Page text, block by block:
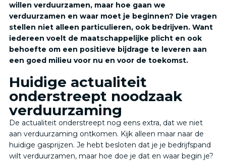
willen verduurzamen, maar hoe gaan we
verduurzamen en waar moet je beginnen? Die vragen
stellen niet alleen particulieren, ook bedrijven. Want
iedereen voelt de maatschappelijke plicht en ook
behoefte om een positieve bijdrage te leveren aan
een goed milieu voor nu en voor de toekomst.
Huidige actualiteit
onderstreept noodzaak
verduurzaming
De actualiteit onderstreept nog eens extra, dat we niet
aan verduurzaming ontkomen. Kijk alleen maar naar de
huidige gasprijzen. Je hebt besloten dat je je bedrijfspand
wilt verduurzamen, maar hoe doe je dat en waar begin je?